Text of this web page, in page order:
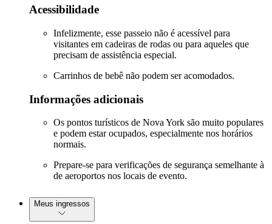
Acessibilidade
Infelizmente, esse passeio não é acessível para
visitantes em cadeiras de rodas ou para aqueles que
precisam de assistência especial.
Carrinhos de bebê não podem ser acomodados.
Informações adicionais
Os pontos turísticos de Nova York são muito populares
e podem estar ocupados, especialmente nos horários
normais.
Prepare-se para verificações de segurança semelhante à
de aeroportos nos locais de evento.
Meus ingressos